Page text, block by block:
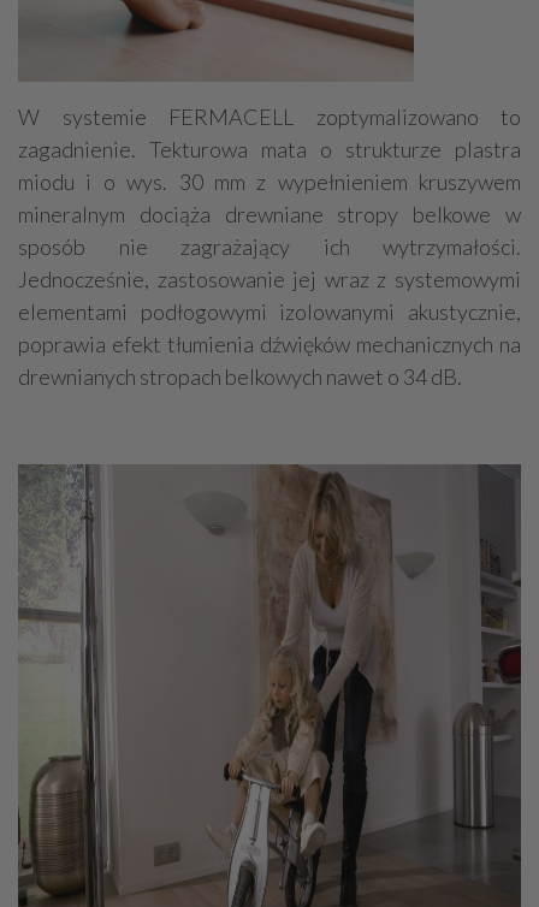
W systemie FERMACELL zoptymalizowano to
zagadnienie. Tekturowa mata o strukturze plastra
miodu i o wys. 30 mm z wypełnieniem kruszywem
mineralnym dociąża drewniane stropy belkowe w
sposób nie zagrażający ich wytrzymałości.
Jednocześnie, zastosowanie jej wraz z systemowymi
elementami podłogowymi izolowanymi akustycznie,
poprawia efekt tłumienia dźwięków mechanicznych na
drewnianych stropach belkowych nawet o 34 dB.